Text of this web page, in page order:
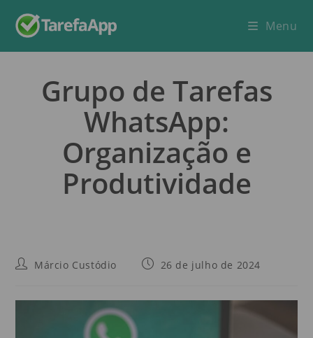
Menu
Grupo de Tarefas
WhatsApp:
Organização e
Produtividade
Márcio Custódio 26 de julho de 2024